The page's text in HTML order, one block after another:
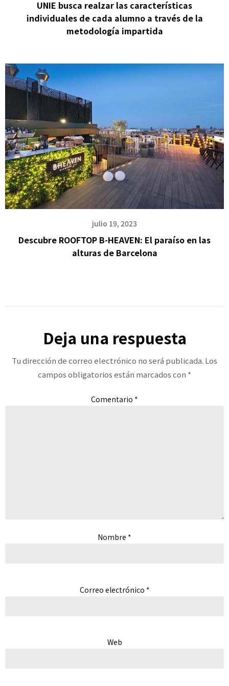
UNIE busca realzar las características
individuales de cada alumno a través de la
metodología impartida
julio 19, 2023
Descubre ROOFTOP B-HEAVEN: El paraíso en las
alturas de Barcelona
Deja una respuesta
Tu dirección de correo electrónico no será publicada. Los
campos obligatorios están marcados con *
Comentario *
Nombre *
Correo electrónico *
Web